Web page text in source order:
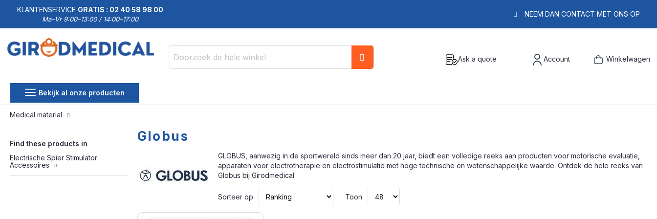
KLANTENSERVICE GRATIS : 02 40 58 98 00
Ma–Vr 9:00–13:00 / 14:00–17:00
NEEM DAN CONTACT MET ONS OP
Ask a quote Account Winkelwagen
Bekijk al onze producten
Medical material
Globus
GLOBUS, aanwezig in de sportwereld sinds meer dan 20 jaar, biedt een volledige reeks aan producten voor motorische evaluatie,
apparaten voor electrotherapie en electrostimulatie met hoge technische en wetenschappelijke waarde. Ontdek de hele reeks van
Globus bij Girodmedical
Sorteer op
laag
Toon
Find these products in
Electrische Spier Stimulator
Accessoires